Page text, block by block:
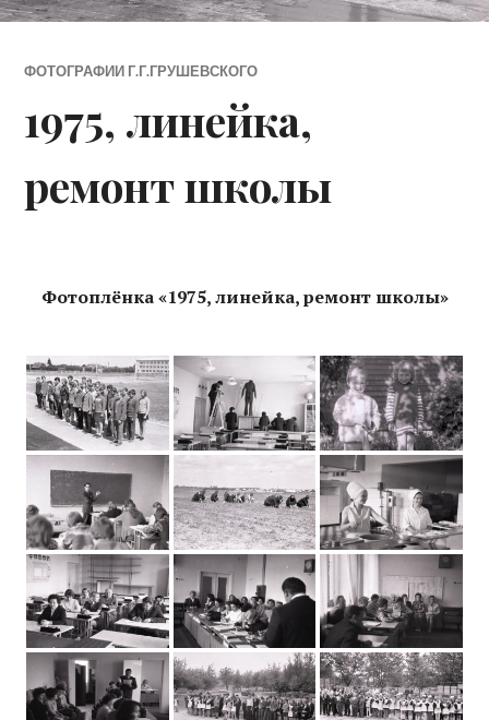
ФОТОГРАФИИ Г.Г.ГРУШЕВСКОГО
1975, линейка,
ремонт школы
Фотоплёнка «1975, линейка, ремонт школы»